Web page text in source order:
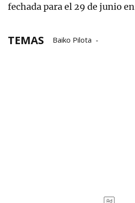
fechada para el 29 de junio en
TEMAS
Baiko Pilota